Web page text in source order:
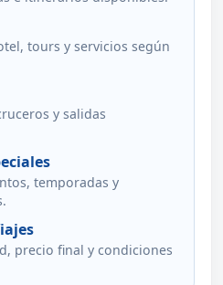
tours y servicios según
y salidas
temporadas y
precio final y condiciones